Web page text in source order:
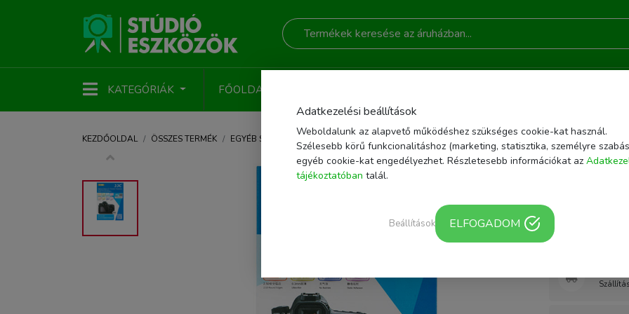
KATEGÓRIÁK FŐOLDAL
KEZDŐOLDAL ÖSSZES TERMÉK EGYÉB STÚDIÓTARTOZÉKOK JJC GSP LCD VÉDŐ ÜVEG DJI OSMO POCKETHEZ
Cikkszám: GSP-
JJC
pockethez
Adatkezelési beállítások
Weboldalunk az alapvető működéshez szükséges cookie-kat használ.
Szélesebb körű funkcionalitáshoz (marketing, statisztika, személyre
egyéb cookie-kat engedélyezhet. Részletesebb információkat az
tájékoztatóban talál.
Beállítások ELFOGADOM